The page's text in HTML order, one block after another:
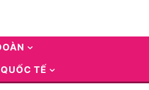
TẾ